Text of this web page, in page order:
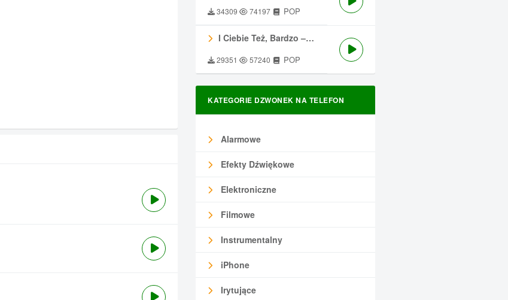
34309 74197 POP
I Ciebie Też, Bardzo – Męskie Granie
29351 57240 POP
KATEGORIE DZWONEK NA TELEFON
Alarmowe
Efekty Dźwiękowe
Elektroniczne
Filmowe
Instrumentalny
iPhone
Irytujące